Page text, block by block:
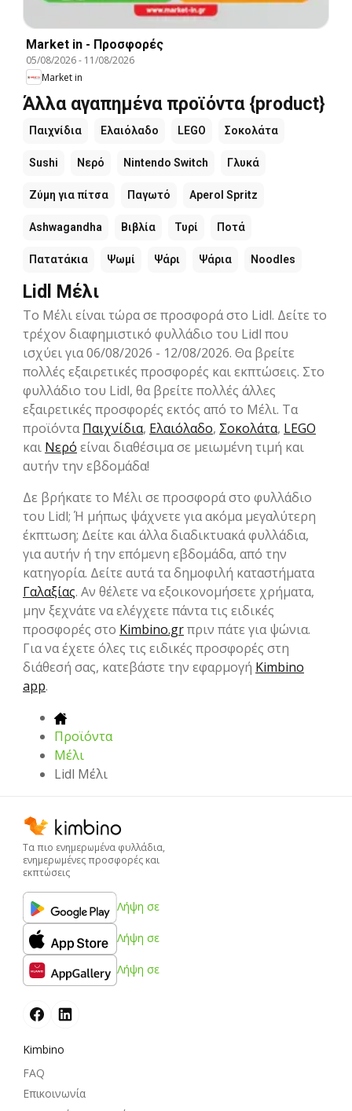
Market in - Προσφορές
05/08/2026- 11/08/2026
Market in
Άλλα αγαπημένα προϊόντα {product}
Παιχνίδια Ελαιόλαδο LEGO Σοκολάτα
Sushi Νερό Nintendo Switch Γλυκά
Ζύμη για πίτσα Παγωτό Aperol Spritz
Ashwagandha Βιβλία Τυρί Ποτά
Πατατάκια Ψωμί Ψάρι Ψάρια Noodles
Lidl Μέλι
Το Μέλι είναι τώρα σε προσφορά στο Lidl. Δείτε το
τρέχον διαφημιστικό φυλλάδιο του Lidl που
ισχύει για 06/08/2026 - 12/08/2026. Θα βρείτε
πολλές εξαιρετικές προσφορές και εκπτώσεις. Στο
φυλλάδιο του Lidl, θα βρείτε πολλές άλλες
εξαιρετικές προσφορές εκτός από το Μέλι. Τα
προϊόνταΠαιχνίδια, Ελαιόλαδο, Σοκολάτα, LEGO
και Νερό είναι διαθέσιμα σε μειωμένη τιμή και
αυτήν την εβδομάδα!
Δε βρήκατε το Μέλι σε προσφορά στο φυλλάδιο
του Lidl; Ή μήπως ψάχνετε για ακόμα μεγαλύτερη
έκπτωση; Δείτε και άλλα διαδικτυακά φυλλάδια,
για αυτήν ή την επόμενη εβδομάδα, από την
κατηγορία. Δείτε αυτά τα δημοφιλή καταστήματα
Γαλαξίας. Αν θέλετε να εξοικονομήσετε χρήματα,
μην ξεχνάτε να ελέγχετε πάντα τις ειδικές
προσφορές στο Kimbino.grπριν πάτε για ψώνια.
Για να έχετε όλες τις ειδικές προσφορές στη
διάθεσή σας, κατεβάστε την εφαρμογή Kimbino
app.
Προϊόντα
Μέλι
Lidl Μέλι
Τα πιο ενημερωμένα φυλλάδια,
ενημερωμένες προσφορές και
εκπτώσεις
Λήψη σε
Λήψη σε
Λήψη σε
Kimbino
FAQ
Επικοινωνία